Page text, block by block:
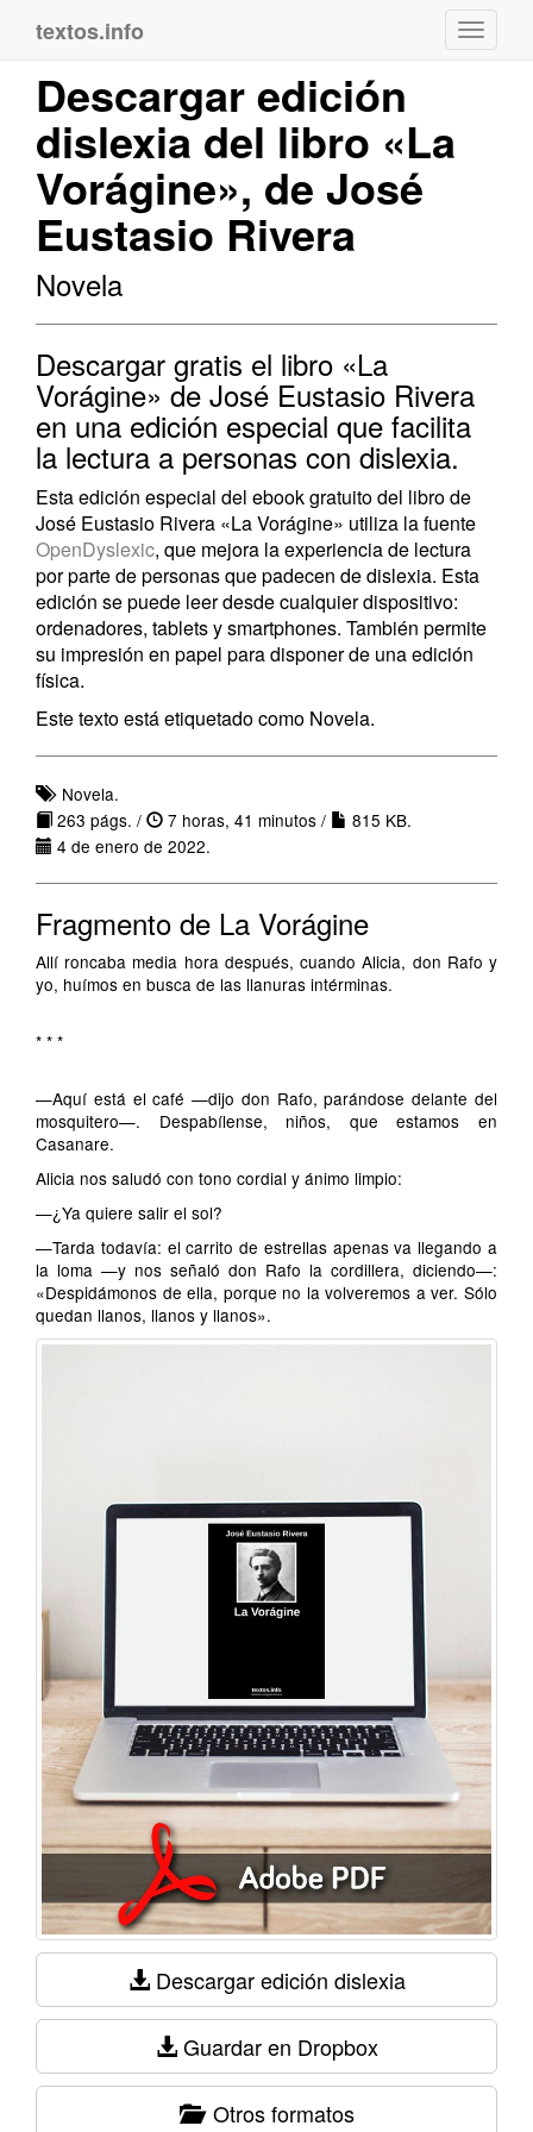
textos.info
Descargar edición
dislexia del libro «La
Vorágine», de José
Eustasio Rivera
Novela
Descargar gratis el libro «La
Vorágine» de José Eustasio Rivera
en una edición especial que facilita
la lectura a personas con dislexia.
Esta edición especial del ebook gratuito del libro de
José Eustasio Rivera «La Vorágine» utiliza la fuente
OpenDyslexic, que mejora la experiencia de lectura
por parte de personas que padecen de dislexia. Esta
edición se puede leer desde cualquier dispositivo:
ordenadores, tablets y smartphones. También permite
su impresión en papel para disponer de una edición
física.
Este texto está etiquetado como Novela.
Novela.
263 págs. /
7 horas, 41 minutos /
815 KB.
4 de enero de 2022.
Fragmento de La Vorágine
Allí roncaba media hora después, cuando Alicia, don Rafo y
yo, huímos en busca de las llanuras intérminas.
* * *
—Aquí está el café —dijo don Rafo, parándose delante del
mosquitero—. Despabílense, niños, que estamos en
Casanare.
Alicia nos saludó con tono cordial y ánimo limpio:
—¿Ya quiere salir el sol?
—Tarda todavía: el carrito de estrellas apenas va llegando a
la loma —y nos señaló don Rafo la cordillera, diciendo—:
«Despidámonos de ella, porque no la volveremos a ver. Sólo
quedan llanos, llanos y llanos».
Descargar edición dislexia
Guardar en Dropbox
Otros formatos